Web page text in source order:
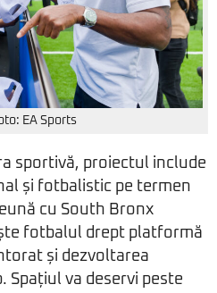
EA Sports
sportivă, proiectul include
și fotbalistic pe termen
cu South Bronx
fotbalul drept platformă
și dezvoltarea
Spațiul va deservi peste